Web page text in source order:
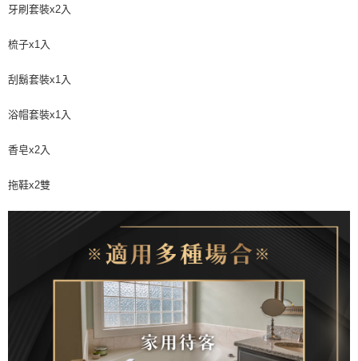
每筆NT$60，滿NT$598(含以上)免運費
7-11取貨付款
付款後7-11取貨
每筆NT$60，滿NT$598(含以上)免運費
外島宅配
每筆NT$100
牙刷套裝x2入
梳子x1入
刮鬍套裝x1入
浴帽套裝x1入
香皂x2入
拖鞋x2雙